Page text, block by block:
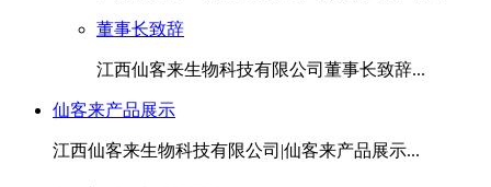
董事长致辞
江西仙客来生物科技有限公司董事长致辞...
仙客来产品展示
江西仙客来生物科技有限公司|仙客来产品展示...